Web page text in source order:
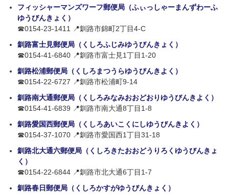
フィッシャーマンズワーフ郵便局（ふぃっしゃーまんずわーふ
ゆうびんきょく）
☎0154-23-1411 📍釧路市錦町2丁目4-C
釧路富士見郵便局（くしろふじみゆうびんきょく）
☎0154-41-6840 📍釧路市富士見1丁目1-20
釧路松浦郵便局（くしろまつうらゆうびんきよく）
☎0154-22-6727 📍釧路市松浦町9-14
釧路南大通郵便局（くしろみなみおおどおりゆうびんきよく）
☎0154-41-6839 📍釧路市南大通8丁目1-8
釧路愛国西郵便局（くしろあいこくにしゆうびんきよく）
☎0154-37-1070 📍釧路市愛国西1丁目31-18
釧路北大通六郵便局（くしろきたおおどうりろくゆうびんきょ
く）
☎0154-22-6844 📍釧路市北大通6丁目1-7
釧路春日郵便局（くしろかすがゆうびんきょく）